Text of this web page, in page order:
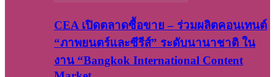
CEA เปิดตลาดซื้อขาย – ร่วมผลิตคอนเทนต์
“ภาพยนตร์และซีรีส์” ระดับนานาชาติ ใน
งาน “Bangkok International Content